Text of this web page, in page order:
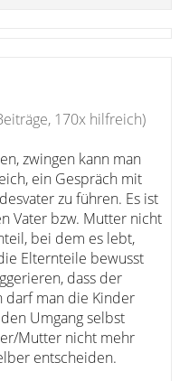
170x hilfreich)
zwingen kann man
ein Gespräch mit
zu führen. Es ist
Vater bzw. Mutter nicht
bei dem es lebt,
Elternteile bewusst
dass der
darf man die Kinder
Umgang selbst
Mutter nicht mehr
entscheiden.